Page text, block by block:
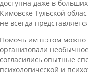
доступна даже в
Кимовске Тульской
не всегда
Помочь им в этом
организовали
согласились опытные
психологической и